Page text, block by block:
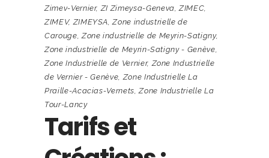
Zimev-Vernier,ZI Zimeysa-Geneva,ZIMEC,
ZIMEV,ZIMEYSA,Zone industrielle de
Carouge,Zone industrielle de Meyrin-Satigny,
Zone industrielle de Meyrin-Satigny - Genève,
Zone Industrielle de Vernier,Zone Industrielle
de Vernier - Genève,Zone Industrielle La
Praille-Acacias-Vernets,Zone Industrielle La
Tour-Lancy
Tarifs et